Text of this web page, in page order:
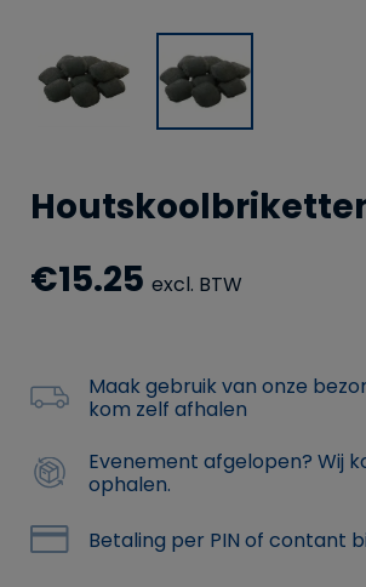
€15.25 excl. BTW
Maak gebruik van onze
kom zelf afhalen
Evenement afgelopen? Wij
ophalen.
Betaling per PIN of contant